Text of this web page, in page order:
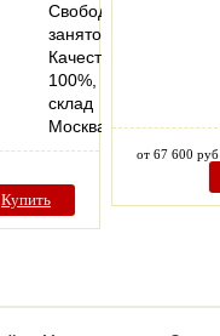
Свободно-
занято.
Качество
100%,
склад
Москва…
Купить
от 67 600 руб